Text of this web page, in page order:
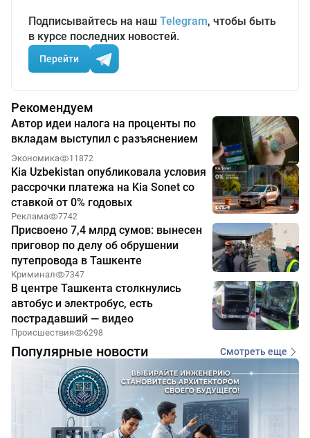
Подписывайтесь на наш Telegram, чтобы быть
в курсе последних новостей.
Перейти
Рекомендуем
Автор идеи налога на проценты по
вкладам выступил с разъяснением
Экономика 11872
Kia Uzbekistan опубликовала условия
рассрочки платежа на Kia Sonet со
ставкой от 0% годовых
Реклама 7742
Присвоено 7,4 млрд сумов: вынесен
приговор по делу об обрушении
путепровода в Ташкенте
Криминал 7347
В центре Ташкента столкнулись
автобус и электробус, есть
пострадавший — видео
Происшествия 6298
Популярные новости Смотреть еще